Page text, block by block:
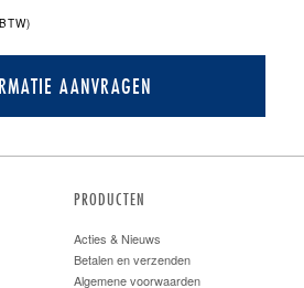
AANVRAGEN
PRODUCTEN
Acties & Nieuws
Betalen en verzenden
Algemene voorwaarden